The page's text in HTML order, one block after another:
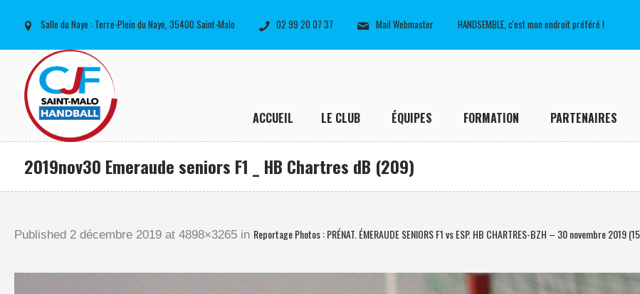
Salle du Naye : Terre-Plein du Naye, 35400 Saint-Malo 02 99 20 07 37 Mail Webmaster HANDSEMBLE, c'est mon endroit préféré !
ACCUEIL LE CLUB ÉQUIPES FORMATION PARTENAIRES
2019nov30 Emeraude seniors F1 _ HB Chartres dB (209)
Published 2 décembre 2019 at 4898×3265 in Reportage Photos : PRÉNAT. ÉMERAUDE SENIORS F1 vs ESP. HB CHARTRES-BZH – 30 novembre 2019